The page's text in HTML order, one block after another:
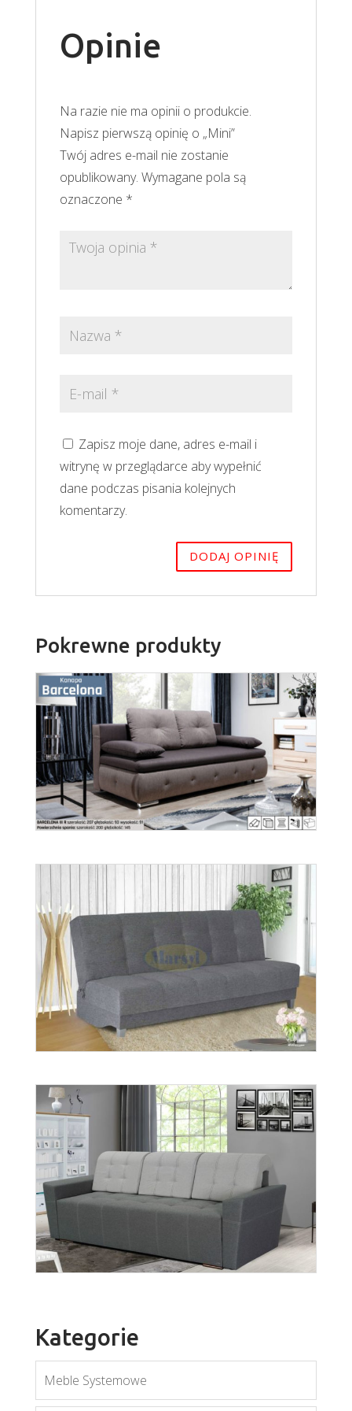
Opinie
Na razie nie ma opinii o produkcie.
Napisz pierwszą opinię o „Mini”
Twój adres e-mail nie zostanie
opublikowany. Wymagane pola są
oznaczone *
Zapisz moje dane, adres e-mail i
witrynę w przeglądarce aby wypełnić
dane podczas pisania kolejnych
komentarzy.
Pokrewne produkty
Barcelona
Więcej
wer. Doris
Więcej
Kategorie
Meble Systemowe